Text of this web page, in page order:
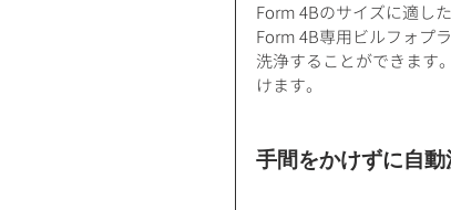
Form 4Bのサイズに適し
Form 4B専用ビルフォプ
洗浄することができます
けます。
手間をかけずに自動